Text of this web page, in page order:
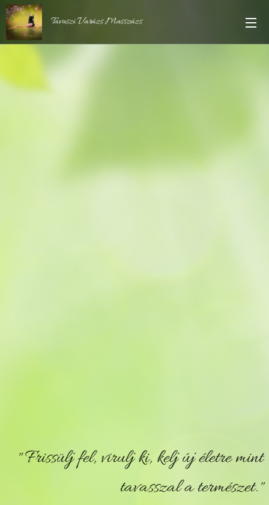
Tavaszi Varázs Masszázs
"Frissülj fel, virulj ki, kelj új életre mint
tavasszal a természet."